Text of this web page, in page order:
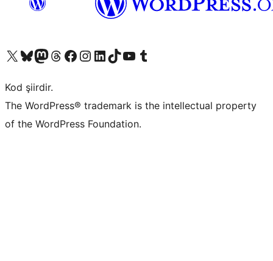
X (eski Twitter) hesabımıza bakın
Bluesky hesabımızı ziyaret edinMastodon hesabımızı ziyaret edinThreads hesabımızı ziyaret edinFacebook sayfamızı ziyaret edinInstagram hesabımızı ziyaret edinLinkedIn hesabımızı ziyaret edinTikTok hesabımızı ziyaret edinYouTube kanalımızı ziyaret edinTumblr hesabımızı ziyaret edin
Kod şiirdir.
The WordPress® trademark is the intellectual property
of the WordPress Foundation.